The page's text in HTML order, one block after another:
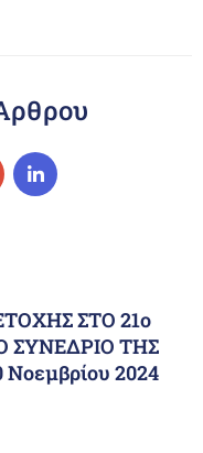
ΣΤΟ 21ο
ΣΥΝΕΔΡΙΟ ΤΗΣ
Νοεμβρίου 2024